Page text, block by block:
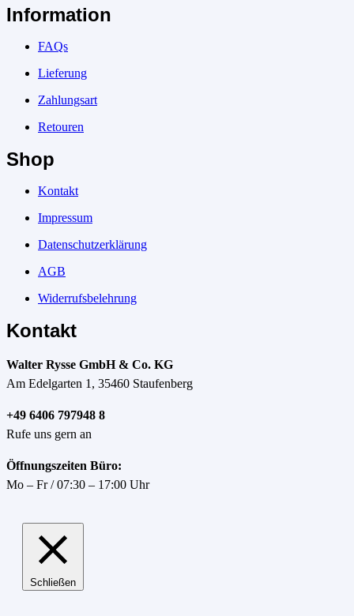
Information
FAQs
Lieferung
Zahlungsart
Retouren
Shop
Kontakt
Impressum
Datenschutzerklärung
AGB
Widerrufsbelehrung
Kontakt
Walter Rysse GmbH & Co. KG
Am Edelgarten 1, 35460 Staufenberg
+49 6406 797948 8
Rufe uns gern an
Öffnungszeiten Büro:
Mo – Fr / 07:30 – 17:00 Uhr
Schließen